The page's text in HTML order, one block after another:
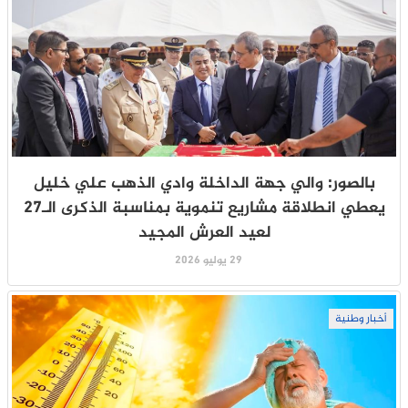
بالصور: والي جهة الداخلة وادي الذهب علي خليل
يعطي انطلاقة مشاريع تنموية بمناسبة الذكرى الـ27
لعيد العرش المجيد
29 يوليو 2026
أخبار وطنية